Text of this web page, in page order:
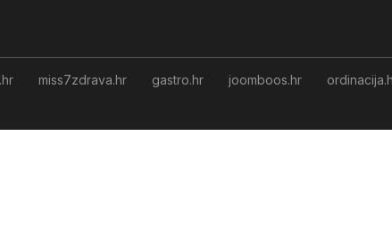
miss7zdrava.hr gastro.hr joomboos.hr